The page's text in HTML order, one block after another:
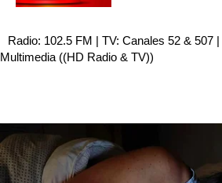
Radio: 102.5 FM | TV: Canales 52 & 507
Multimedia ((HD Radio & TV))